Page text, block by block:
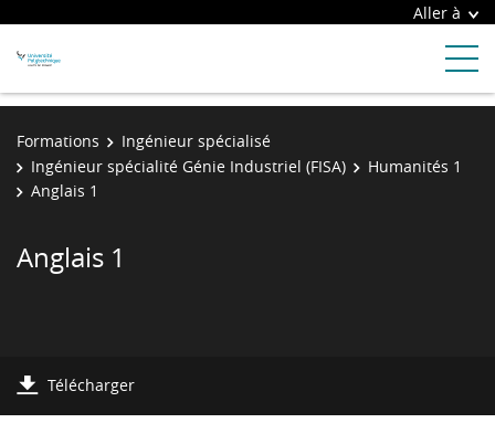
Aller à
Formations
Ingénieur spécialisé
Ingénieur spécialité Génie Industriel (FISA)
Humanités 1
Anglais 1
Anglais 1
Télécharger